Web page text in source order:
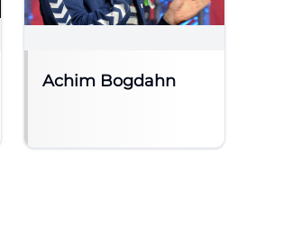
Achim Bogdahn